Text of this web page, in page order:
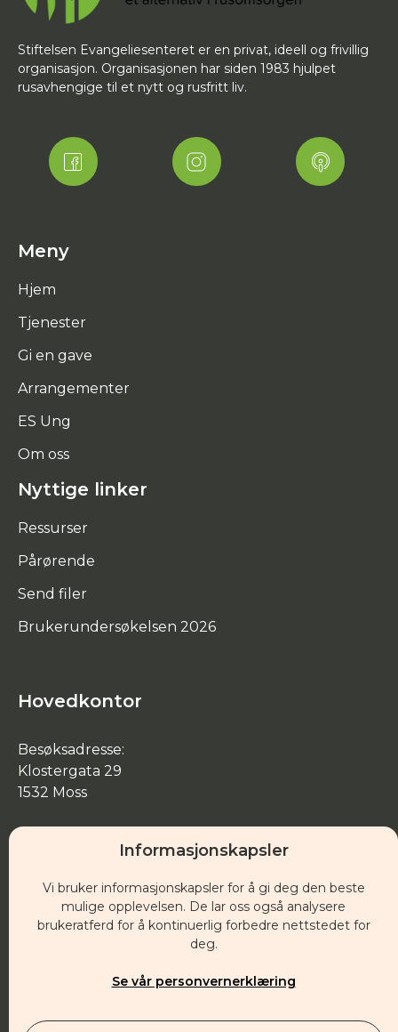
Informasjonskapsler
Vi bruker informasjonskapsler for å gi deg den beste
mulige opplevelsen. De lar oss også analysere
brukeratferd for å kontinuerlig forbedre nettstedet for
deg.
Se vår personvernerklæring
Stiftelsen Evangeliesenteret er en privat, ideell og frivillig
organisasjon. Organisasjonen har siden 1983 hjulpet
rusavhengige til et nytt og rusfritt liv.
Meny
Hjem
Tjenester
Gi en gave
Arrangementer
ES Ung
Om oss
Nyttige linker
Ressurser
Pårørende
Send filer
Brukerundersøkelsen 2026
Hovedkontor
Besøksadresse:
Klostergata 29
1532 Moss
Postboks 1, 1501 Moss
post@evangeliesenteret.no
21 00 49 00
Org.nr.: 951 675 318